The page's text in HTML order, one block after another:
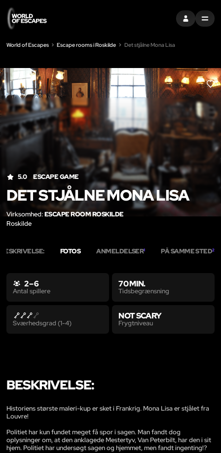
LOG INDMENU
World of Escapes Escape rooms i Roskilde Det stjålne Mona Lisa
LIKE
5.0 ESCAPE GAME
DET STJÅLNE MONA LISA
Virksomhed:ESCAPE ROOM ROSKILDE
Roskilde
BESKRIVELSE: FOTOS ANMELDELSER1 PÅ SAMME STED2
2 – 6
Antal spillere
70 MIN.
Tidsbegrænsning
Sværhedsgrad (1-4)
NOT SCARY
Frygtniveau
BESKRIVELSE:
Historiens største maleri-kup er sket i Frankrig. Mona Lisa er stjålet fra
Louvre!
Politiet har kun fundet meget få spor i sagen. Man fandt dog
oplysninger om, at den anklagede Mestertyv, Van Peterbilt, har den i sit
hjem. Politiet har undersøgt sagen og hjemmet, men fandt ingenting!?